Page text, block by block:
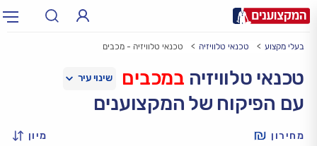
עירעיר: תל אביב, חיפה…
בעלי מקצוע טכנאי טלוויזיה טכנאי טלוויזיה - מכבים
טכנאי טלוויזיה במכבים
עם הפיקוח של המקצוענים
מחירון מיון